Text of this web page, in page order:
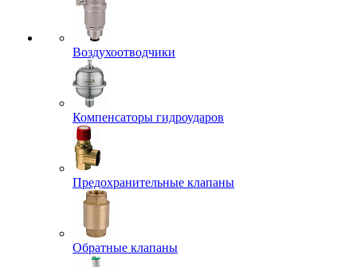
Воздухоотводчики
Компенсаторы гидроударов
Предохранительные клапаны
Обратные клапаны